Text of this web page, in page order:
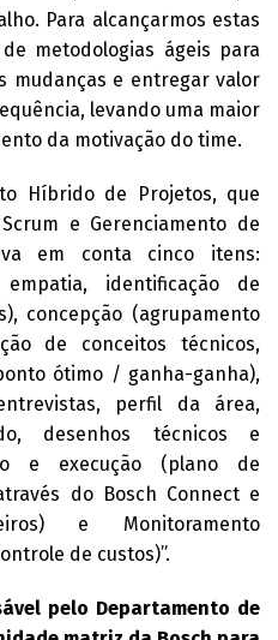
Para alcançarmos estas
metodologias ágeis para
mudanças e entregar valor
levando uma maior
da motivação do time.
Híbrido de Projetos, que
e Gerenciamento de
em conta cinco itens:
identificação de
concepção (agrupamento
de conceitos técnicos,
ótimo / ganha-ganha),
perfil da área,
desenhos técnicos e
e execução (plano de
do Bosch Connect e
e Monitoramento
de custos)”.
pelo Departamento de